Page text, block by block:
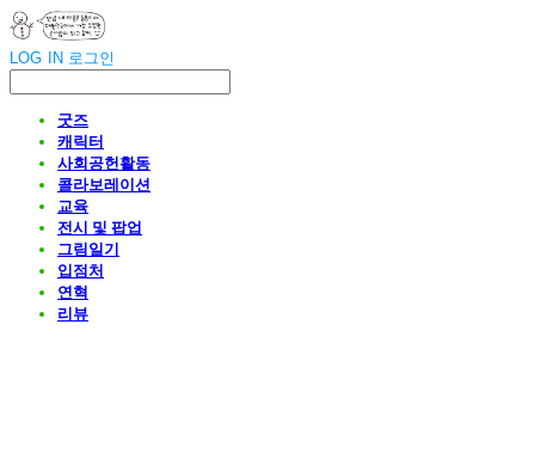
LOG IN 로그인
굿즈
캐릭터
사회공헌활동
콜라보레이션
교육
전시 및 팝업
그림일기
입점처
연혁
리뷰